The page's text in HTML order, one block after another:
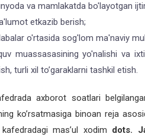
va mamlakatda bo'layotgan
etkazib berish;
o'rtasida sog'lom ma'naviy
muassasasining yo'nalishi va
turli xil to’garaklarni tashkil etish.
axborot soatlari
ko’rsatmasiga binoan reja
mas’ul xodim dots.